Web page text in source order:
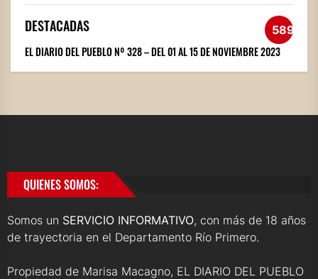
DESTACADAS 589
EL DIARIO DEL PUEBLO Nº 328 – DEL 01 AL 15 DE NOVIEMBRE 2023
QUIENES SOMOS:
Somos un SERVICIO INFORMATIVO, con más de 18 años
de trayectoria en el Departamento Río Primero.
Propiedad de Marisa Macagno, EL DIARIO DEL PUEBLO